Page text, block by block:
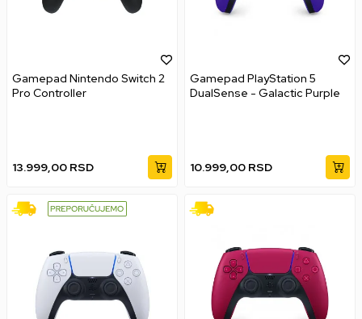
Gamepad Nintendo Switch 2
Pro Controller
13.999,00 RSD
Gamepad PlayStation 5
DualSense - Galactic Purple
10.999,00 RSD